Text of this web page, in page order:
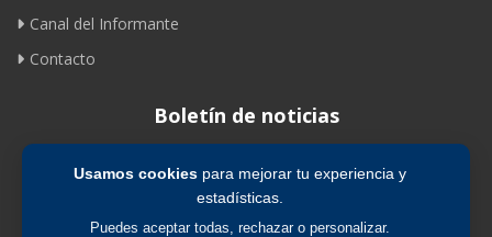
Usamos cookiespara mejorar tu experiencia y
estadísticas.
Puedes aceptar todas, rechazar o personalizar.
Canal del Informante
Contacto
Boletín de noticias
Suscribirse